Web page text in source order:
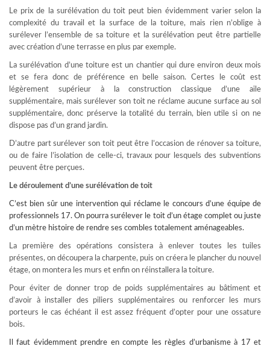
Le prix de la surélévation du toit peut bien évidemment varier selon la
complexité du travail et la surface de la toiture, mais rien n’oblige à
surélever l’ensemble de sa toiture et la surélévation peut être partielle
avec création d’une terrasse en plus par exemple.
La surélévation d’une toiture est un chantier qui dure environ deux mois
et se fera donc de préférence en belle saison. Certes le coût est
légèrement supérieur à la construction classique d’une aile
supplémentaire, mais surélever son toit ne réclame aucune surface au sol
supplémentaire, donc préserve la totalité du terrain, bien utile si on ne
dispose pas d’un grand jardin.
D’autre part surélever son toit peut être l’occasion de rénover sa toiture,
ou de faire l’isolation de celle-ci, travaux pour lesquels des subventions
peuvent être perçues.
Le déroulement d’une surélévation de toit
C’est bien sûr une intervention qui réclame le concours d’une équipe de
professionnels 17. On pourra surélever le toit d’un étage complet ou juste
d’un mètre histoire de rendre ses combles totalement aménageables.
La première des opérations consistera à enlever toutes les tuiles
présentes, on découpera la charpente, puis on créera le plancher du nouvel
étage, on montera les murs et enfin on réinstallera la toiture.
Pour éviter de donner trop de poids supplémentaires au bâtiment et
d’avoir à installer des piliers supplémentaires ou renforcer les murs
porteurs le cas échéant il est assez fréquent d’opter pour une ossature
bois.
Il faut évidemment prendre en compte les règles d’urbanisme à 17 et